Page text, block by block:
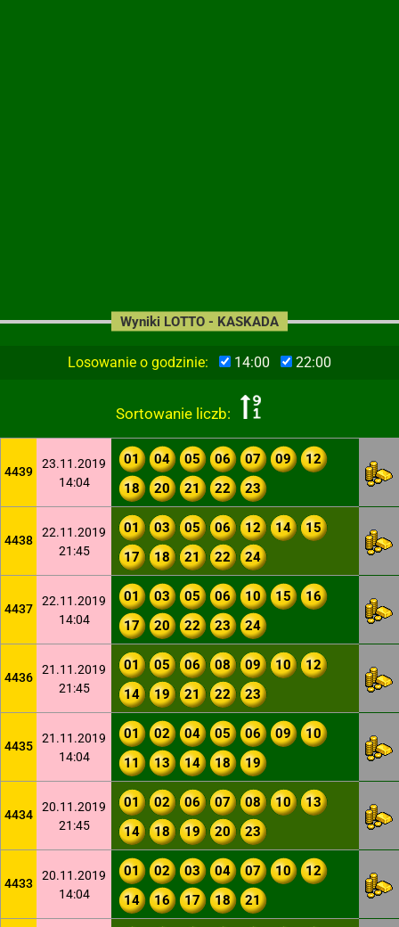
Losowanie o godzinie: 14:00 22:00
Sortowanie liczb:
Wyniki LOTTO - KASKADA
4439
23.11.2019
14:04
01 04 05 06 07 09
12
18
20 21 22 23
4438
22.11.2019
21:45
01 03 05 06 12 14
15
17
18 21 22 24
4437
22.11.2019
14:04
01 03 05 06 10 15
16
17
20 22 23 24
4436
21.11.2019
21:45
01 05 06 08 09 10
12
14
19 21 22 23
4435
21.11.2019
14:04
01 02 04 05 06 09
10
11
13 14 18 19
4434
20.11.2019
21:45
01 02 06 07 08 10
13
14
18 19 20 23
4433
20.11.2019
14:04
01 02 03 04 07 10
12
14
16 17 18 21